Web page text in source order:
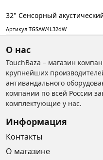
32" Сенсорный
Артикул TGSAW4L32dW
О нас
TouchBaza – магазин
крупнейших
антивандального
компании по всей России
комплектующие у нас.
Информация
Контакты
О магазине